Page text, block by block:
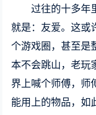
过往的十多年
就是：友爱。这或
个游戏圈，甚至是
本不会跳山，老玩
界上喊个师傅，师
能用上的物品，如